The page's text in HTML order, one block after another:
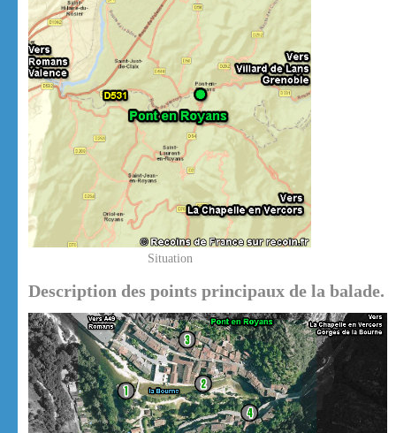
Situation
Description des points principaux de la balade.